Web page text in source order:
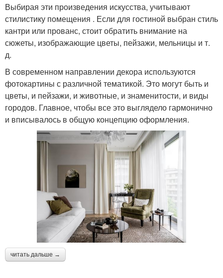
Выбирая эти произведения искусства, учитывают
стилистику помещения . Если для гостиной выбран стиль
кантри или прованс, стоит обратить внимание на
сюжеты, изображающие цветы, пейзажи, мельницы и т.
д.
В современном направлении декора используются
фотокартины с различной тематикой. Это могут быть и
цветы, и пейзажи, и животные, и знаменитости, и виды
городов. Главное, чтобы все это выглядело гармонично
и вписывалось в общую концепцию оформления.
читать дальше →